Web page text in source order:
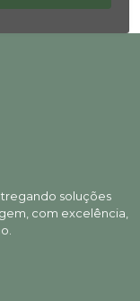
soluções
com excelência,